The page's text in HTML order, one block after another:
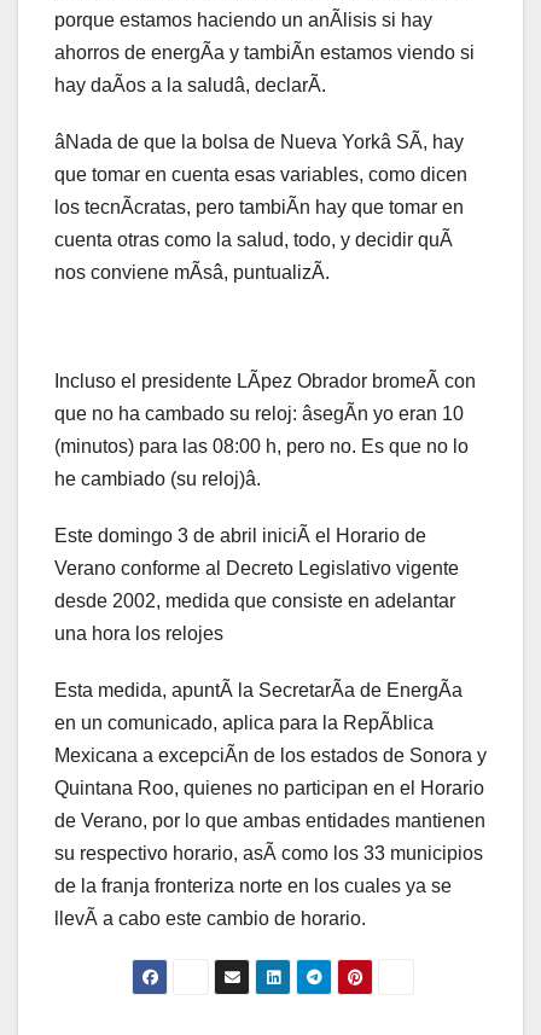
porque estamos haciendo un anÃlisis si hay
ahorros de energÃa y tambiÃn estamos viendo si
hay daÃos a la saludâ, declarÃ.
âNada de que la bolsa de Nueva Yorkâ SÃ, hay
que tomar en cuenta esas variables, como dicen
los tecnÃcratas, pero tambiÃn hay que tomar en
cuenta otras como la salud, todo, y decidir quÃ
nos conviene mÃsâ, puntualizÃ.
Incluso el presidente LÃpez Obrador bromeÃ con
que no ha cambado su reloj: âsegÃn yo eran 10
(minutos) para las 08:00 h, pero no. Es que no lo
he cambiado (su reloj)â.
Este domingo 3 de abril iniciÃ el Horario de
Verano conforme al Decreto Legislativo vigente
desde 2002, medida que consiste en adelantar
una hora los relojes
Esta medida, apuntÃ la SecretarÃa de EnergÃa
en un comunicado, aplica para la RepÃblica
Mexicana a excepciÃn de los estados de Sonora y
Quintana Roo, quienes no participan en el Horario
de Verano, por lo que ambas entidades mantienen
su respectivo horario, asÃ como los 33 municipios
de la franja fronteriza norte en los cuales ya se
llevÃ a cabo este cambio de horario.